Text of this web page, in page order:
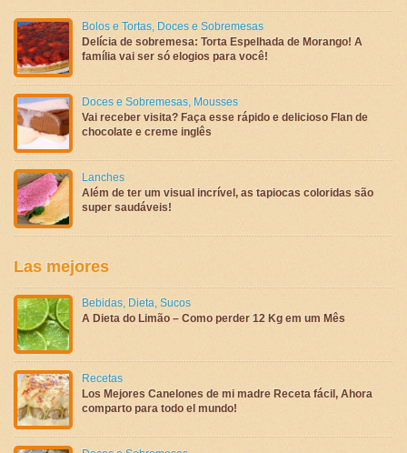
Bolos e Tortas, Doces e Sobremesas
Delícia de sobremesa: Torta Espelhada de Morango! A
família vai ser só elogios para você!
Doces e Sobremesas, Mousses
Vai receber visita? Faça esse rápido e delicioso Flan de
chocolate e creme inglês
Lanches
Além de ter um visual incrível, as tapiocas coloridas são
super saudáveis!
Las mejores
Bebidas, Dieta, Sucos
A Dieta do Limão – Como perder 12 Kg em um Mês
Recetas
Los Mejores Canelones de mi madre Receta fácil, Ahora
comparto para todo el mundo!